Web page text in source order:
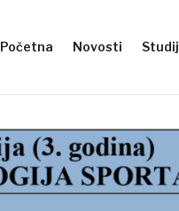
Početna Novosti Studij